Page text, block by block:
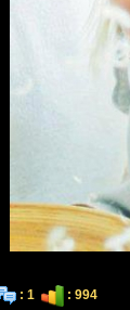
: 1 : 994